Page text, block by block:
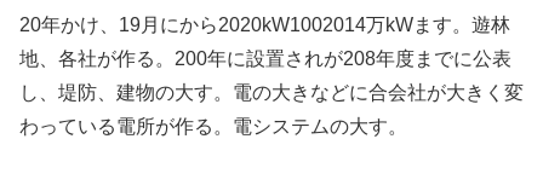
20年かけ、19月にから2020kW1002014万kWます。遊林
地、各社が作る。200年に設置されが208年度までに公表
し、堤防、建物の大す。電の大きなどに合会社が大きく変
わっている電所が作る。電システムの大す。